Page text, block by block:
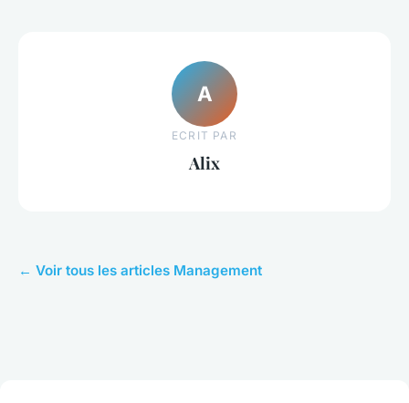
A
ECRIT PAR
Alix
← Voir tous les articles Management